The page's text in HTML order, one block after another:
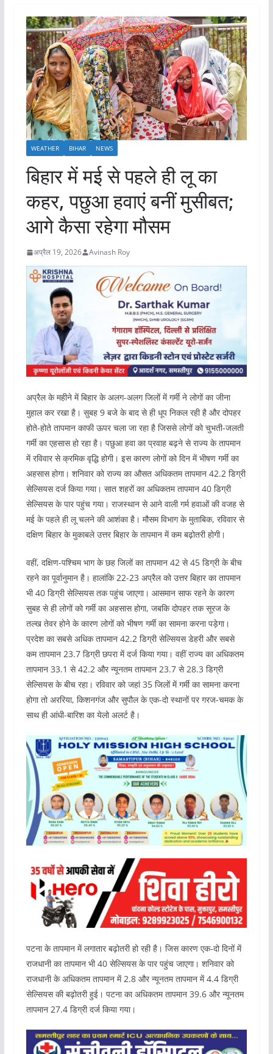
WEATHER BIHAR NEWS
बिहार में मई से पहले ही लू का
कहर, पछुआ हवाएं बनीं मुसीबत;
आगे कैसा रहेगा मौसम
अप्रैल 19, 2026 Avinash Roy
अप्रैल के महीने में बिहार के अलग-अलग जिलों में गर्मी ने लोगों का जीना
मुहाल कर रखा है। सुबह 9 बजे के बाद से ही धूप निकल रही है और दोपहर
होते-होते तापमान काफी ऊपर चला जा रहा है जिससे लोगों को चुभती-जलती
गर्मी का एहसास हो रहा है। पछुआ हवा का प्रवाह बढ़ने से राज्य के तापमान
में रविवार से क्रमिक वृद्धि होगी। इस कारण लोगों को दिन में भीषण गर्मी का
अहसास होगा। शनिवार को राज्य का औसत अधिकतम तापमान 42.2 डिग्री
सेल्सियस दर्ज किया गया। सात शहरों का अधिकतम तापमान 40 डिग्री
सेल्सियस के पार पहुंच गया। राजस्थान से आने वाली गर्म हवाओं की वजह से
मई के पहले ही लू चलने की आशंका है। मौसम विभाग के मुताबिक, रविवार से
दक्षिण बिहार के मुकाबले उत्तर बिहार के तापमान में कम बढ़ोतरी होगी।
वहीं, दक्षिण-पश्चिम भाग के छह जिलों का तापमान 42 से 45 डिग्री के बीच
रहने का पूर्वानुमान है। हालांकि 22-23 अप्रैल को उत्तर बिहार का तापमान
भी 40 डिग्री सेल्सियस तक पहुंच जाएगा। आसमान साफ रहने के कारण
सुबह से ही लोगों को गर्मी का अहसास होगा, जबकि दोपहर तक सूरज के
तल्ख तेवर होने के कारण लोगों को भीषण गर्मी का सामना करना पड़ेगा।
प्रदेश का सबसे अधिक तापमान 42.2 डिग्री सेल्सियस डेहरी और सबसे
कम तापमान 23.7 डिग्री छपरा में दर्ज किया गया। वहीं राज्य का अधिकतम
तापमान 33.1 से 42.2 और न्यूनतम तापमान 23.7 से 28.3 डिग्री
सेल्सियस के बीच रहा। रविवार को जहां 35 जिलों में गर्मी का सामना करना
होगा तो अररिया, किशनगंज और सुपौल के एक-दो स्थानों पर गरज-चमक के
साथ ही आंधी-बारिश का येलो अलर्ट है।
पटना के तापमान में लगातार बढ़ोतरी हो रही है। जिस कारण एक-दो दिनों में
राजधानी का तापमान भी 40 सेल्सियस के पार पहुंच जाएगा। शनिवार को
राजधानी के अधिकतम तापमान में 2.8 और न्यूनतम तापमान में 4.4 डिग्री
सेल्सियस की बढ़ोतरी हुई। पटना का अधिकतम तापमान 39.6 और न्यूनतम
तापमान 27.4 डिग्री दर्ज किया गया।